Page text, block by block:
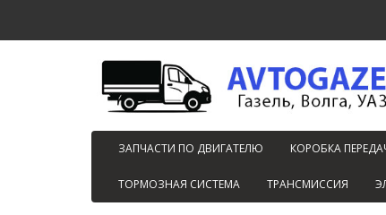
ЗАПЧАСТИ ПО ДВИГАТЕЛЮ КОРОБКА
ТОРМОЗНАЯ СИСТЕМА ТРАНСМИССИЯ